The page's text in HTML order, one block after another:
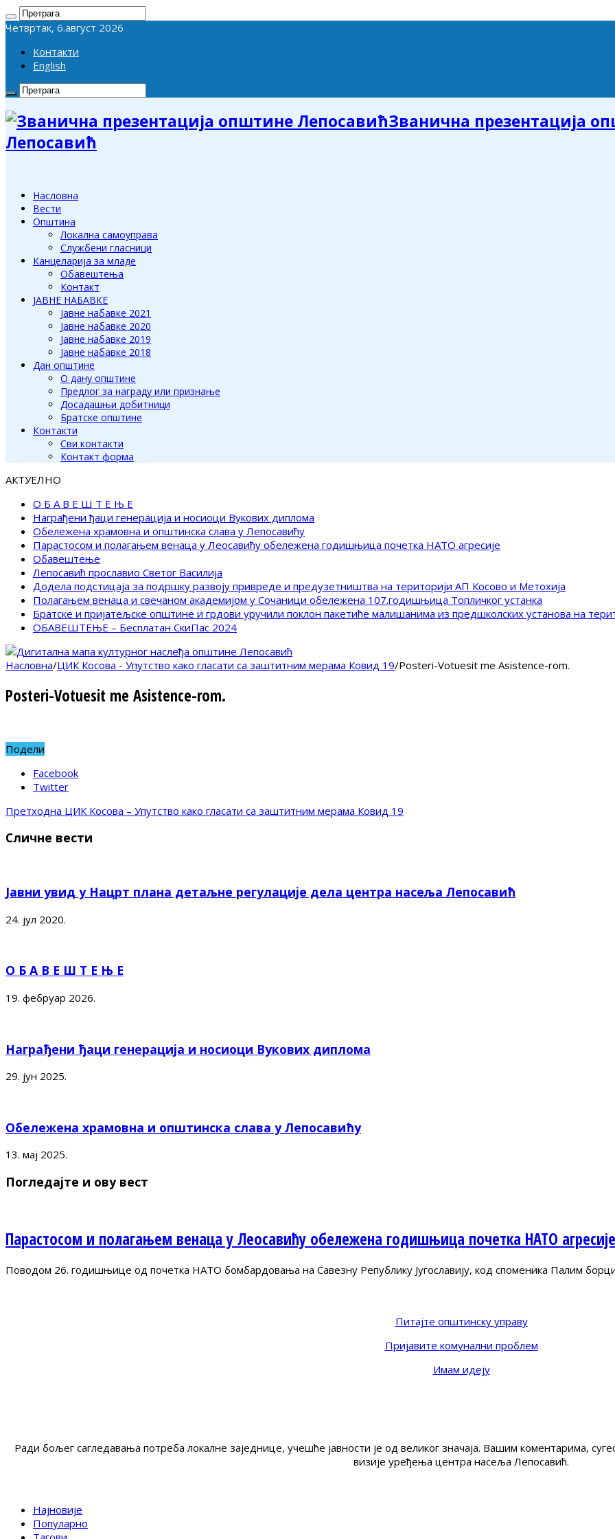
Четвртак, 6.август 2026
Контакти
English
Званична презентација
Лепосавић
Насловна
Вести
Општина
Локална самоуправа
Службени гласници
Канцеларија за младе
Обавештења
Контакт
ЈАВНЕ НАБАВКЕ
Јавне набавке 2021
Јавне набавке 2020
Јавне набавке 2019
Јавне набавке 2018
Дан општине
О дану општине
Предлог за награду или признање
Досадашњи добитници
Братске општине
Контакти
Сви контакти
Контакт форма
АКТУЕЛНО
О Б А В Е Ш Т Е Њ Е
Награђени ђаци генерација и носиоци Вукових диплома
Обележена храмовна и општинска слава у Лепосавићу
Парастосом и полагањем венаца у Леосавићу обележена годишњица почетка НАТО агресије
Обавештење
Лепосавић прославио Светог Василија
Додела подстицаја за подршку развоју привреде и предузетништва на територији АП Косово и Метохија
Полагањем венаца и свечаном академијом у Сочаници обележена 107.годишњица Топличког устанка
Братске и пријатељске општине и грдови уручили поклон пакетиће малишанима из предшколских установа на
ОБАВЕШТЕЊЕ – Бесплатан СкиПас 2024
Насловна/ЦИК Косова - Упутство како гласати са заштитним мерама Ковид 19/Posteri-Votuesit me Asistence-rom.
Posteri-Votuesit me Asistence-rom.
Подели
Facebook
Twitter
Претходна ЦИК Косова – Упутство како гласати са заштитним мерама Ковид 19
Сличне вести
Јавни увид у Нацрт плана детаљне регулације дела центра насеља Лепосавић
24. јул 2020.
О Б А В Е Ш Т Е Њ Е
19. фебруар 2026.
Награђени ђаци генерација и носиоци Вукових диплома
29. јун 2025.
Обележена храмовна и општинска слава у Лепосавићу
13. мај 2025.
Погледајте и ову вест
Парастосом и полагањем венаца у Леосавићу обележена годишњица почетка НАТО агресије
Поводом 26. годишњице од почетка НАТО бомбардовања на Савезну Републику Југославију, код споменика Палим
Питајте општинску управу
Пријавите комунални проблем
Имам идеју
Ради бољег сагледавања потреба локалне заједнице, учешће јавности је од великог значаја. Вашим коментарима,
визије уређења центра насеља Лепосавић.
Најновије
Популарно